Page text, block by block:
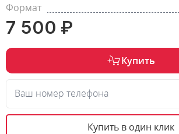
Формат
7 500 ₽
Купить
Ваш номер телефона
Купить в один клик